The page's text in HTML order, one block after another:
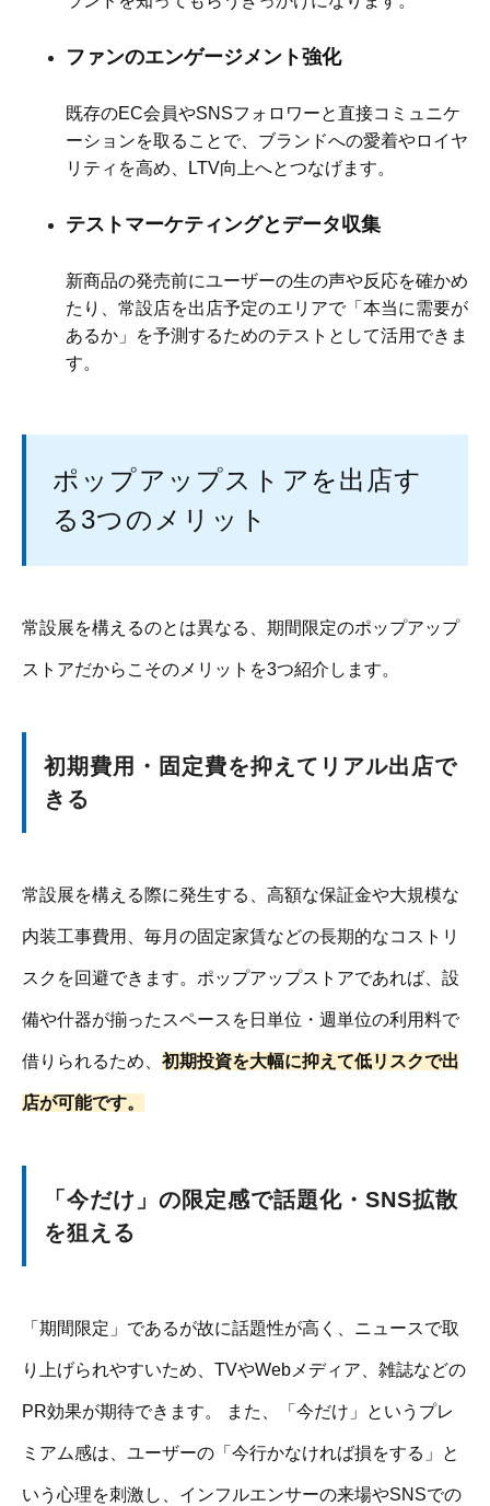
ファンのエンゲージメント強化
既存のEC会員やSNSフォロワーと直接コミュニケ
ーションを取ることで、ブランドへの愛着やロイヤ
リティを高め、LTV向上へとつなげます。
テストマーケティングとデータ収集
新商品の発売前にユーザーの生の声や反応を確かめ
たり、常設店を出店予定のエリアで「本当に需要が
あるか」を予測するためのテストとして活用できま
す。
ポップアップストアを出店す
る3つのメリット
常設展を構えるのとは異なる、期間限定のポップアップ
ストアだからこそのメリットを3つ紹介します。
初期費用・固定費を抑えてリアル出店で
きる
常設展を構える際に発生する、高額な保証金や大規模な
内装工事費用、毎月の固定家賃などの長期的なコストリ
スクを回避できます。ポップアップストアであれば、設
備や什器が揃ったスペースを日単位・週単位の利用料で
借りられるため、 初期投資を大幅に抑えて低リスクで出
店が可能です。
「今だけ」の限定感で話題化・SNS拡散
を狙える
「期間限定」であるが故に話題性が高く、ニュースで取
り上げられやすいため、TVやWebメディア、雑誌などの
PR効果が期待できます。 また、「今だけ」というプレ
ミアム感は、ユーザーの「今行かなければ損をする」と
いう心理を刺激し、インフルエンサーの来場やSNSでの